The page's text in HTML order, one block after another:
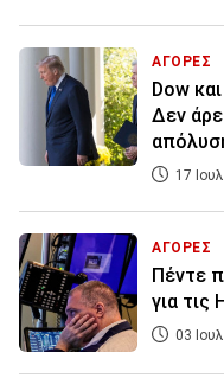
ΑΓΟΡΕΣ
Dow
Δεν
17
ΑΓΟΡΕΣ
Πέντε
για τις
03